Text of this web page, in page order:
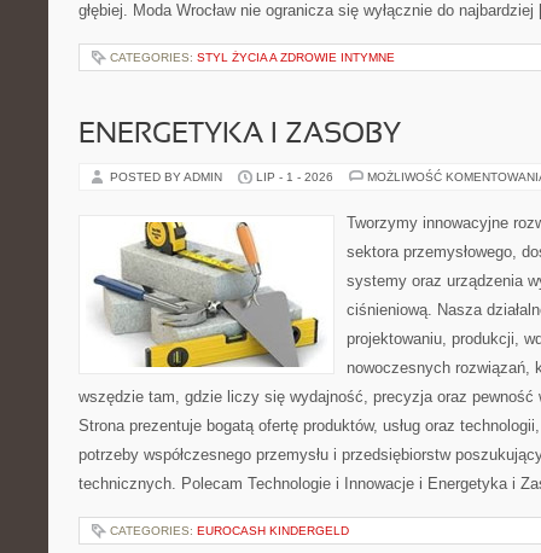
głębiej. Moda Wrocław nie ogranicza się wyłącznie do
CATEGORIES: STYL ŻYCIA A ZDROWIE INTYMNE
ENERGETYKA I ZASOBY
POSTED BY ADMIN LIP - 1 - 2026 MOŻLIWOŚĆ
Tworzymy innowacyjne
sektora przemysłowego,
systemy oraz urządzenia
ciśnieniową. Nasza
projektowaniu, produkcji,
nowoczesnych rozwiązań,
wszędzie tam, gdzie liczy się wydajność, precyzja oraz pewność
Strona prezentuje bogatą ofertę produktów, usług oraz
potrzeby współczesnego przemysłu i przedsiębiorstw
technicznych. Polecam Technologie i Innowacje i Energetyka i
CATEGORIES: EUROCASH KINDERGELD